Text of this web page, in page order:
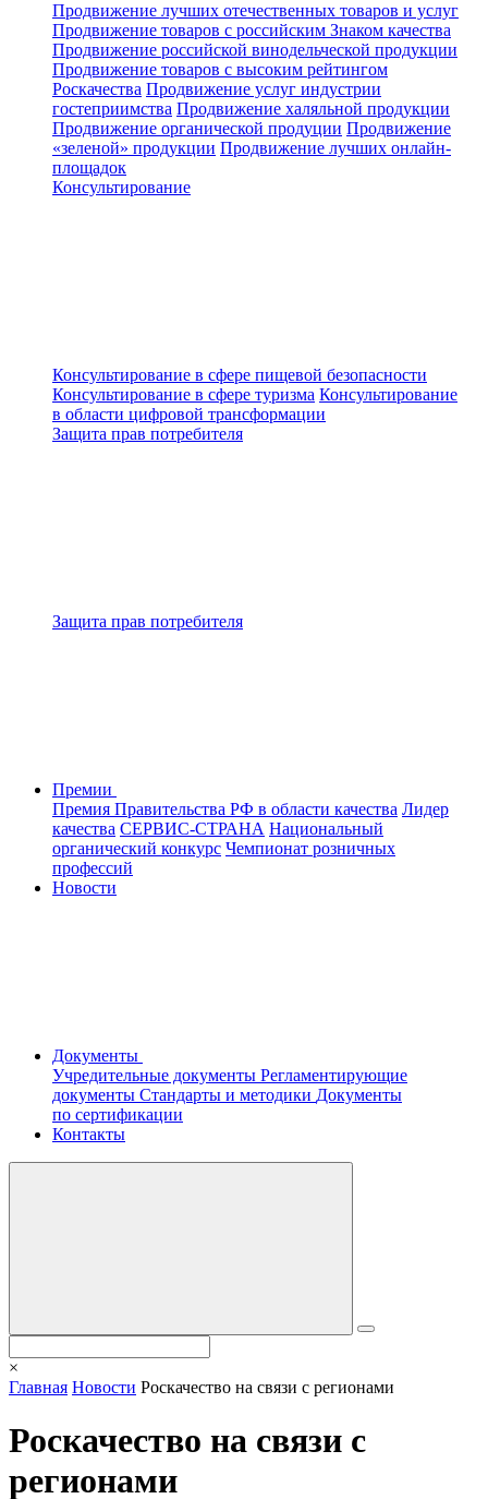
Продвижение лучших отечественных товаров и услуг
Продвижение товаров с российским Знаком качества
Продвижение российской винодельческой продукции
Продвижение товаров с высоким рейтингом
Роскачества Продвижение услуг индустрии
гостеприимства Продвижение халяльной продукции
Продвижение органической продуции Продвижение
«зеленой» продукции Продвижение лучших онлайн-
площадок
Консультирование
Консультирование в сфере пищевой безопасности
Консультирование в сфере туризма Консультирование
в области цифровой трансформации
Защита прав потребителя
Защита прав потребителя
Премии
Премия Правительства РФ в области качества Лидер
качества СЕРВИС-СТРАНА Национальный
органический конкурс Чемпионат розничных
профессий
Новости
Документы
Учредительные документы Регламентирующие
документы Стандарты и методики Документы
по сертификации
Контакты
×
Главная Новости Роскачество на связи с регионами
Роскачество на связи с
регионами